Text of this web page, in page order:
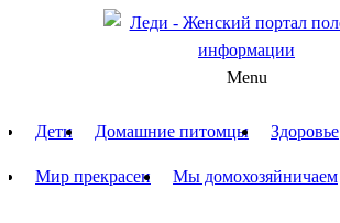
Menu
Дети Домашние питомцы Здоровье
Мир прекрасен Мы домохозяйничаем